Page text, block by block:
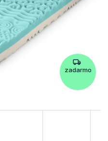
zadarmo